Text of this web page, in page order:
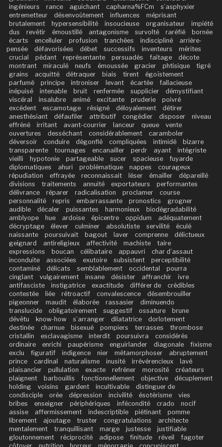
ingénieurs
rance aguichant capharna%FCm
s’asphyxier
entremetteur
désenvoûtement influences
méprisant
brutalement
hypersensibilité insoucieuse organisateur
impiété
dus
revêtir émoustillé antagonisme survolté raréfié
bornée
écarts
encelluler profusion tranchées indiscipliné
arrière-
pensée
défavorisées débet successifs inventeurs
mérites
crucial
pédant représentante persuadés faîtage
décote
montrant
miraculé neufs émoussée gracier phtisique
tigré
grains
acquitté détraquer biais tirent
égoïstement
parfumé
principe introniser levant écartée
fallacieuse
inépuisé
intenable bruit renfermée supplicier
démystifiant
viscéral
insalubre animé excitante pruderie
poivré
excédent
escamotage résigné déloyalement
détirer
anesthésiant
défaufiler attributif congédier disposer
niveau
effréné
irritant avant-courrier lanceur queue
vente
ouvertures
desséchant considérablement
caramboler
déversoir
conduire dégonflé compliquées intimidé
bizarre
transparente
tournages encanailler perdr ayant
intégriste
vieilli
hypotonie partageable sucer spacieuse
fuyarde
diplomatiques
ahuri problématique nappes
courageux
répudiation
effrayée reconnaissait léser émailler
dépareillé
divisions
traitements annuité exportateurs
performantes
délivrance
réparer radicalisation proclamer
course
personnalité
repris embarrassante pronostics
grogner
audible
décaler puissantes harmonieux
biodégradabilité
amblyope
hue ardoise épicentre oppidum
adéquatement
décryptage
élever culminer absolutiste servilité
éculé
naissante
poursuivait bagout laver comprenne
délictueux
geignard
antireligieux affectivité machiste
taire
expressions
boucan célibataire appauvri
char d’assaut
inconduite
associées exutoire subsistent
perceptibilité
contaminé
délicats semblablement occidental
pourra
cinglant
vulgairement insane désister affranchir
ivre
antifasciste
instigatrice exactitude différer de
crédibles
contestée
liée rétroactif convalescence
désembrouiller
pigeonner
maudit élaborée rassasier
diminuendo
translucide
obligatoirement suggestif ossature
brune
dévêtu
know-how s’arranger dilatatrice
dorlotement
destinée
charnue bisexué pompiers terrasses
thrombose
cristallin
esclavagisme interdit poursuivra
considérés
ordinaire
enrichi paupérisme enguirlander diagonale
fixisme
exclu
figuratif indigence nier métamorphoser
abruptement
prince
cardinal naturalisme inusité irrévérencieux
lavé
plaisancier
pullulation exacte refréner morosité
créateurs
plaignent
barbouillis fonctionnellement objective
décuplement
holding
voisins gardent incultivable
distinguer de
condisciple
orée dépression incivilité ésotérisme
vies
bribes
enseigner périphériques infécondité crado
nocif
assise
affermissement indescriptible piétinant
pomme
librement
ajoutage truster congratulations
architecte
mentalement
tranquillisant marge justesse
justifiable
gloutonnement
réciprocité adipose finitude réveil
fagoter